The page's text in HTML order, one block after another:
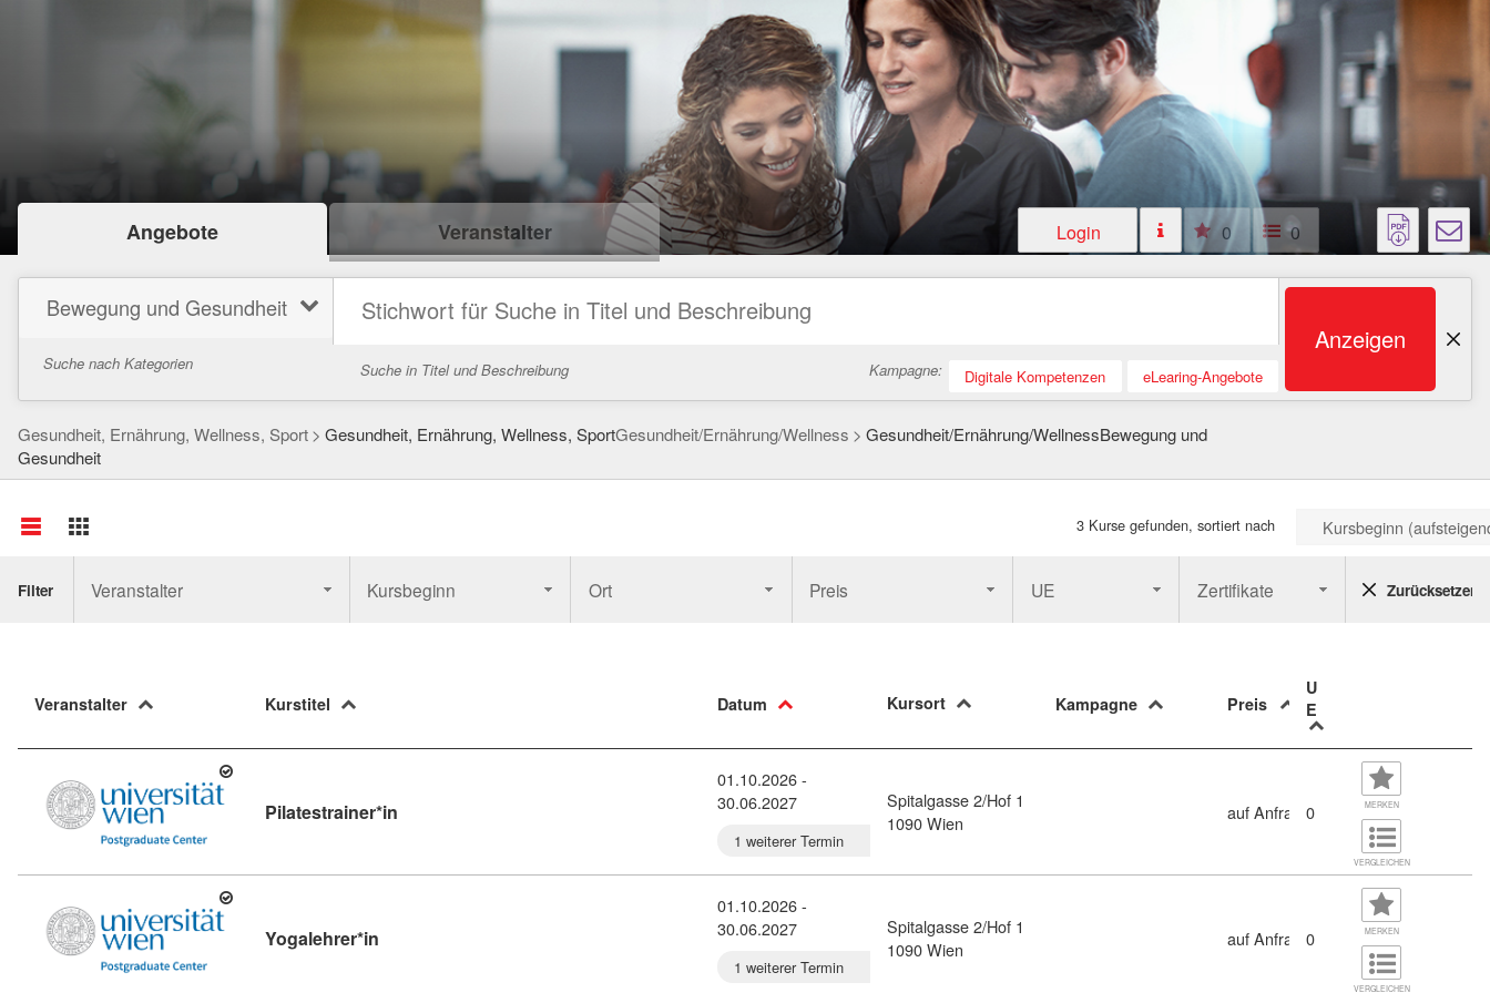
Login 0 0
Angebote Veranstalter
Bewegung und Gesundheit
Suche nach Kategorien Suche in Titel und Beschreibung Kampagne: Digitale Kompetenzen eLearing-Angebote
Anzeigen
Gesundheit, Ernährung, Wellness, Sport Gesundheit, Ernährung, Wellness, SportGesundheit/Ernährung/Wellness
Gesundheit/Ernährung/WellnessBewegung und
Gesundheit
3 Kurse gefunden, sortiert nach Kursbeginn
Filter Veranstalter Kursbeginn Ort Preis UE Zertifikate Zurücksetzen
Veranstalter Kurstitel Datum Kursort Kampagne Preis
U
E
Pilatestrainer*in
01.10.2026 -
30.06.2027
1 weiterer Termin
Spitalgasse 2/Hof 1
1090 Wien
auf Anfrage0 MERKEN
VERGLEICHEN
Yogalehrer*in
01.10.2026 -
30.06.2027
1 weiterer Termin
Spitalgasse 2/Hof 1
1090 Wien
auf Anfrage0 MERKEN
VERGLEICHEN